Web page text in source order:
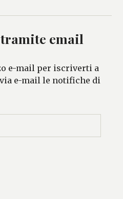
email
e-mail per iscriverti a
e-mail le notifiche di